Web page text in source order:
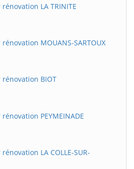
LA TRINITE
MOUANS-SARTOUX
BIOT
PEYMEINADE
LA COLLE-SUR-